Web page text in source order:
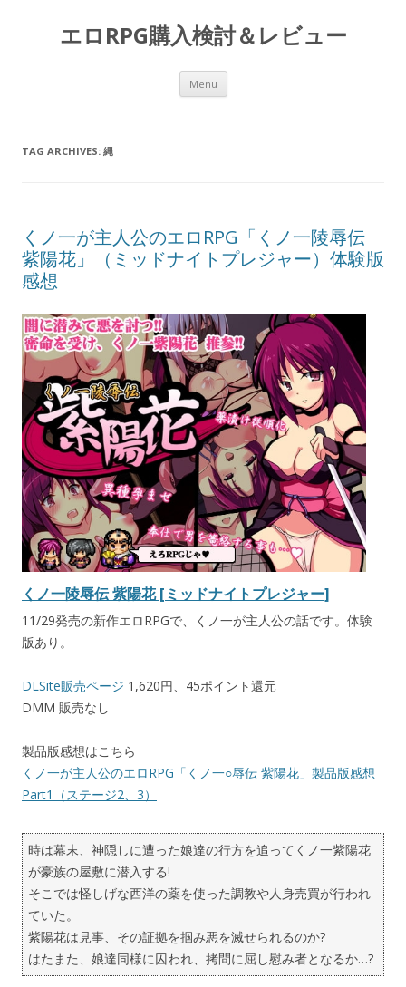
エロRPG購入検討＆レビュー
Menu Skip to content
TAG ARCHIVES: 縄
くノ一が主人公のエロRPG「くノ一陵辱伝
紫陽花」（ミッドナイトプレジャー）体験版
感想
くノ一陵辱伝 紫陽花 [ミッドナイトプレジャー]
11/29発売の新作エロRPGで、くノ一が主人公の話です。体験
版あり。
DLSite販売ページ 1,620円、45ポイント還元
DMM 販売なし
製品版感想はこちら
くノ一が主人公のエロRPG「くノ一○辱伝 紫陽花」製品版感想
Part1（ステージ2、3）
時は幕末、神隠しに遭った娘達の行方を追ってくノ一紫陽花
が豪族の屋敷に潜入する!
そこでは怪しげな西洋の薬を使った調教や人身売買が行われ
ていた。
紫陽花は見事、その証拠を掴み悪を滅せられるのか?
はたまた、娘達同様に囚われ、拷問に屈し慰み者となるか…?